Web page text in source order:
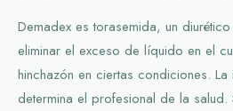
Demadex es torasemida, un
eliminar el exceso de líquido en el
hinchazón en ciertas condiciones.
determina el profesional de la salud.